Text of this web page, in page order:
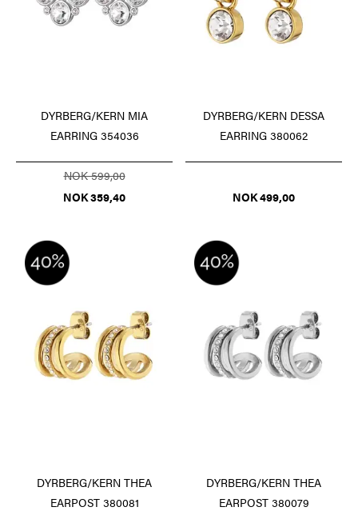
DYRBERG/KERN MIA
EARRING 354036
NOK 599,00
NOK 359,40
DYRBERG/KERN DESSA
EARRING 380062
NOK 499,00
DYRBERG/KERN THEA
EARPOST 380081
DYRBERG/KERN THEA
EARPOST 380079